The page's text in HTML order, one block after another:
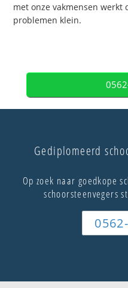
met onze vakmensen werkt
problemen klein.
Gediplomeerd
Op zoek naar goedkope
schoorsteenvegers